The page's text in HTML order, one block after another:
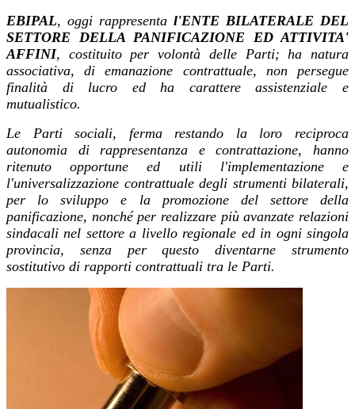
EBIPAL, oggi rappresenta l'ENTE BILATERALE DEL
SETTORE DELLA PANIFICAZIONE ED ATTIVITA'
AFFINI, costituito per volontà delle Parti; ha natura
associativa, di emanazione contrattuale, non persegue
finalità di lucro ed ha carattere assistenziale e
mutualistico.
Le Parti sociali, ferma restando la loro reciproca
autonomia di rappresentanza e contrattazione, hanno
ritenuto opportune ed utili l'implementazione e
l'universalizzazione contrattuale degli strumenti bilaterali,
per lo sviluppo e la promozione del settore della
panificazione, nonché per realizzare più avanzate relazioni
sindacali nel settore a livello regionale ed in ogni singola
provincia, senza per questo diventarne strumento
sostitutivo di rapporti contrattuali tra le Parti.